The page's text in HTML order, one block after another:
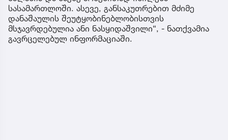
სასამართლოში. ასევე, განსაკუთრებით მძიმე
დანაშაულის შეუტყობინებლობისთვის
მსჯავრდებულია ანი ნასყიდაშვილი“, - ნათქვამია
გავრცელებულ ინფორმაციაში.